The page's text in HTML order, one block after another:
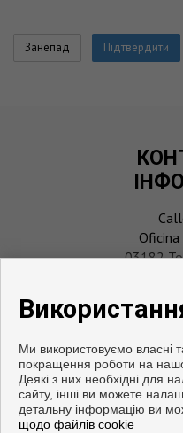
03182
Ми використовуємо власні
покращення роботи на
Деякі з них необхідні для
сайту, інші ви можете
детальну інформацію ви
щодо файлів cookie